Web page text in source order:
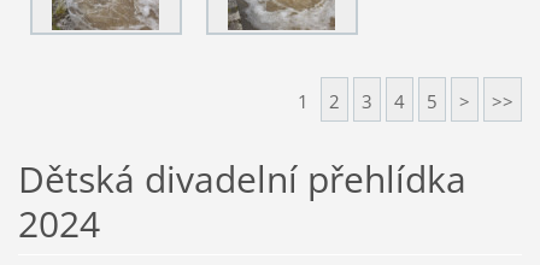
1 2 3 4 5 > >>
Dětská divadelní přehlídka
2024